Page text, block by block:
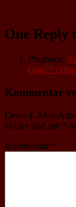
One Reply
Pingback:
Olga“! |
Kommentar
Deine E-Mail-
Felder sind mit *
Kommentar *